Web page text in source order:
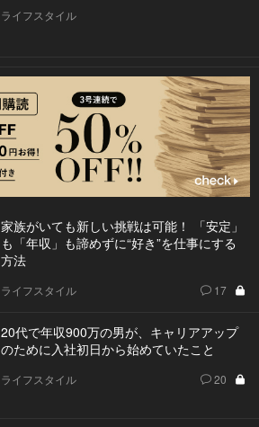
ライフスタイル
家族がいても新しい挑戦は可能！ 「安定」
も「年収」も諦めずに“好き”を仕事にする
方法
ライフスタイル 17
20代で年収900万の男が、キャリアアップ
のために入社初日から始めていたこと
ライフスタイル 20